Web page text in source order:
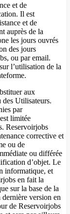
et de
Il est
et de
auprès de la
les jours ouvrés
des jours
ou par email.
l’utilisation de la
aux
Utilisateurs.
par
limitée
Reservoirjobs
corrective et
ou de
ou différée
d’objet. Le
informatique, et
en fait la
sur la base de la
version en
de Reservoirjobs